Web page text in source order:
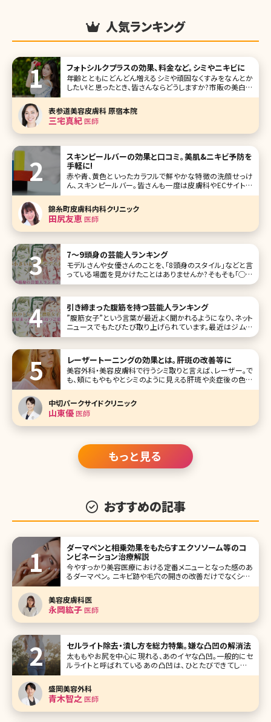
人気ランキング
フォトシルクプラスの効果、料金など。シミやニキビに
年齢とともにどんどん増えるシミや頑固なくすみをなんとか
したい!と思ったとき、皆さんならどうしますか?市販の美白化
粧品は効かないし、だからといってレーザーで治療をするの
は怖いし、ダウンタイムがある施術はムリ……。こうした方も
多いのではないでしょうか。そこでおすすめしたいのがフォト
シルクプラスです。効
表参道美容皮膚科 原宿本院
三宅真紀医師
スキンピールバーの効果と口コミ。美肌&ニキビ予防を
手軽に!
赤や青、黄色といったカラフルで鮮やかな特徴の洗顔せっけ
ん、スキンピールバー。皆さんも一度は皮膚科やECサイトな
どで見かけたことがあるのではないでしょうか。ピーリング効
果のあるせっけんで、洗顔感覚でピーリングできるというア
イテムです。興
錦糸町皮膚科内科クリニック
田尻友恵 医師
7〜9頭身の芸能人ランキング
モデルさんや女優さんのことを、「8頭身のスタイル」などと言
っている場面を見かけたことはありませんか?そもそも「◯頭
身」とは、顔の大きさと身長のバランスを表したもので、丸に
8頭身に近
引き締まった腹筋を持つ芸能人ランキング
”腹筋女子”という言葉が最近よく聞かれるようになり、ネット
ニュースでもたびたび取り上げられています。最近はジムな
どに通いながら体を鍛えて、腹筋が割れている女性も多いと
などにも効果的ということもあり、美を意識する人にはトレ
ンドとなりつつある”引き
レーザートーニングの効果とは。肝斑の改善等に
美容外科・美容皮膚科で行うシミ取りと言えば、レーザー。で
も、頬にもやもやとシミのように見える肝斑や炎症後の色素
沈着は通常のシミ取りレーザーを使用すると、むしろ悪化し
がNGな色の悩みを改善してくれると言われているのが、レ
ーザートーニングです。レー
中切パークサイドクリニック
山東優医師
もっと見る
おすすめの記事
ダーマペンと相乗効果をもたらすエクソソーム等のコ
ンビネーション治療解説
今やすっかり美容医療における定番メニューとなった感のあ
るダーマペン。 ニキビ跡や毛穴の開きの改善だけでなくシミ・
くすみ、小じわの改善など美肌治療として汎用性があること
から様々なスキントラブルの改善治療として多くの方が受け
られています。 本記事ではダーマペンの基本情報をお伝えし
た上で、近年選択
美容皮膚科医
永岡紘子医師
セルライト除去・潰し方を総力特集。嫌な凸凹の解消法
太ももやお尻を中心に現れる、あのイヤな凸凹。一般的にセ
ルライトと呼ばれているあの凸凹は、ひとたびできてしまう
と、撃退するには長期間を必要とします。ですが、セルライト
は正しいケアを行うことによって、時間はかかりますが解消す
ることができます。それでは、セルライトができてしまう原因、
セルフでのセルライ
盛岡美容外科
青木智之 医師